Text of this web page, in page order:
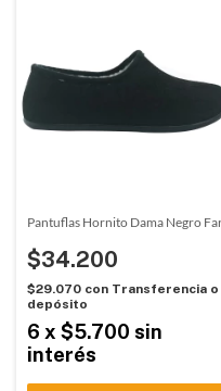
Pantuflas Hornito Dama Negro
$34.200
$29.070 con Transferencia o
depósito
6 x $5.700 sin
interés